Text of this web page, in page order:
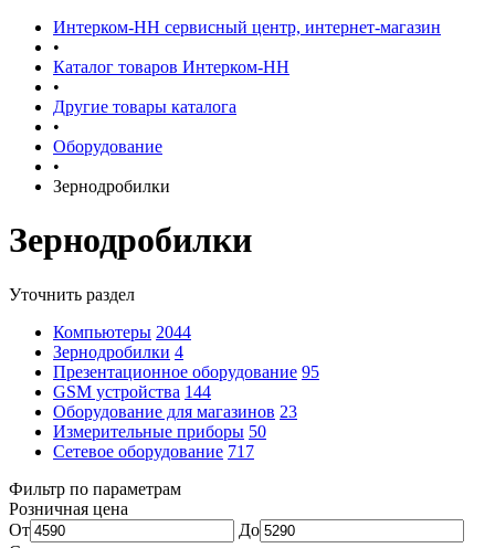
Интерком-НН сервисный центр, интернет-магазин
•
Каталог товаров Интерком-НН
•
Другие товары каталога
•
Оборудование
•
Зернодробилки
Зернодробилки
Уточнить раздел
Компьютеры 2044
Зернодробилки 4
Презентационное оборудование 95
GSM устройства 144
Оборудование для магазинов 23
Измерительные приборы 50
Сетевое оборудование 717
Фильтр по параметрам
Розничная цена
От
До